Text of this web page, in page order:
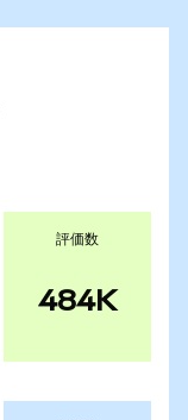
評価数
484K